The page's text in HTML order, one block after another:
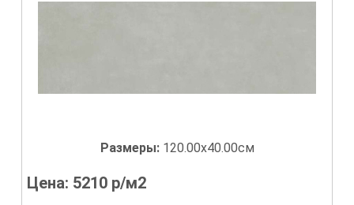
Размеры: 120.00x40.00см
Цена: 5210 р/м2